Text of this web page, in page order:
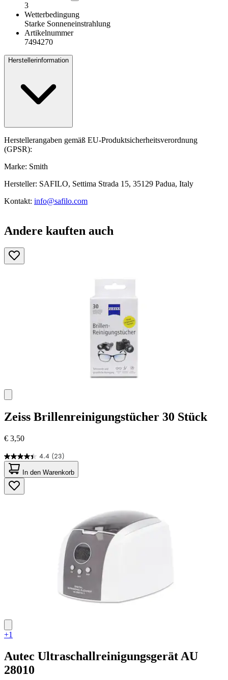
3
Wetterbedingung
Starke Sonneneinstrahlung
Artikelnummer
7494270
Herstellerinformation
Herstellerangaben gemäß EU-Produktsicherheitsverordnung
(GPSR):
Marke: Smith
Hersteller: SAFILO, Settima Strada 15, 35129 Padua, Italy
Kontakt: info@safilo.com
Andere kauften auch
Zeiss Brillenreinigungstücher 30 Stück
€ 3,50
4.4 (23)
4.4
von
5
Sternen.
23
In den Warenkorb
+1
Autec Ultraschallreinigungsgerät AU
28010